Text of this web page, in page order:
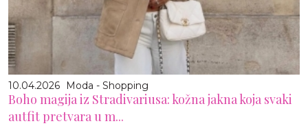
10.04.2026 Moda - Shopping
Boho magija iz Stradivariusa: kožna jakna koja svaki
autfit pretvara u m...